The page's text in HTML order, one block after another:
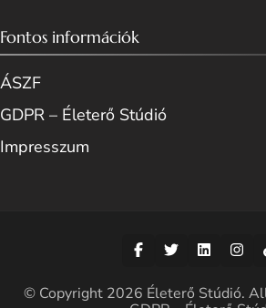
Fontos információk
ÁSZF
GDPR – Életerő Stúdió
Impresszum
© Copyright 2026 Életerő Stúdió.